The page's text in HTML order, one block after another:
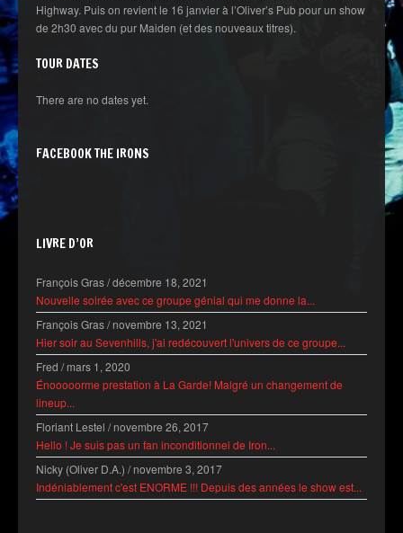
Highway. Puis on revient le 16 janvier à l’Oliver’s Pub pour un show
de 2h30 avec du pur Maiden (et des nouveaux titres).
TOUR DATES
There are no dates yet.
FACEBOOK THE IRONS
LIVRE D’OR
François Gras/décembre 18, 2021
Nouvelle soirée avec ce groupe génial qui me donne la...
François Gras/novembre 13, 2021
Hier soir au Sevenhills, j'ai redécouvert l'univers de ce groupe...
Fred /mars 1, 2020
Énooooorme prestation à La Garde! Malgré un changement de
lineup...
Floriant Lestel /novembre 26, 2017
Hello ! Je suis pas un fan inconditionnel de Iron...
Nicky (Oliver D.A.) /novembre 3, 2017
Indéniablement c'est ENORME !!! Depuis des années le show est...